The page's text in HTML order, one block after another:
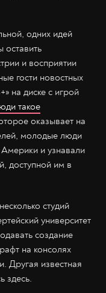
одних идей
оставить
и восприятии
гости новостных
на диске с игрой
такое
оказывает на
молодые люди
и узнавали
доступной им в
студий
университет
создание
на консолях
Другая известная
здесь.